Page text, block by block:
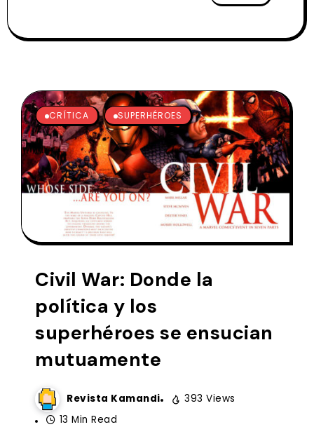
CRÍTICA SUPERHÉROES
Civil War: Donde la
política y los
superhéroes se ensucian
mutuamente
Revista Kamandi
393 Views
13 Min Read